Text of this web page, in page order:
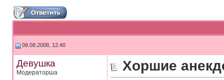
08.08.2008, 12:40
Девушка
Модераторша Хоршие